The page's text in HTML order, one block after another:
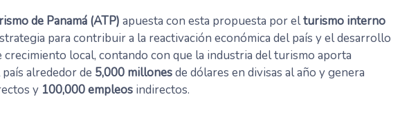
de Panamá (ATP) apuesta con esta propuesta por elturismo interno
para contribuir a la reactivación económica del país y el desarrollo
crecimiento local, contando con que la industria del turismo aporta
alrededor de 5,000 millonesde dólares en divisas al año y genera
y 100,000 empleos indirectos.